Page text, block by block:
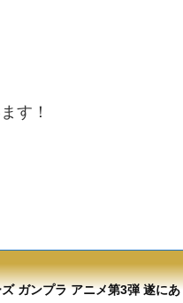
す！
ガンプラ アニメ第3弾 遂にあ